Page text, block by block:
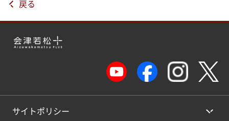
戻る
サイトポリシー